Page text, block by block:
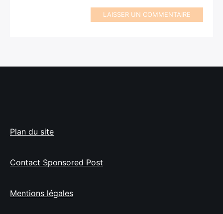
LAISSER UN COMMENTAIRE
Plan du site
Contact Sponsored Post
Mentions légales